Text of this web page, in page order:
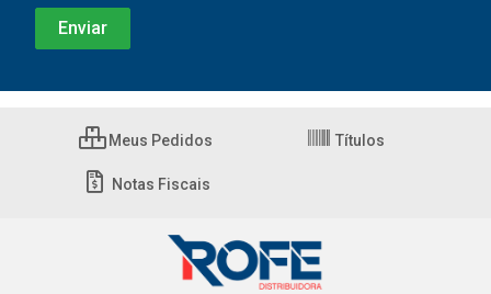
Meus Pedidos Títulos
Notas Fiscais